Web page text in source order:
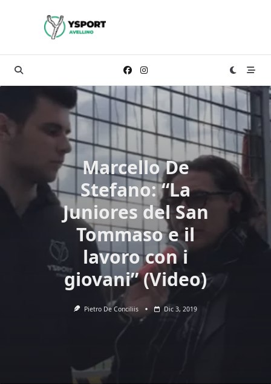
Marcello De
Stefano: “La
Juniores del San
Tommaso e il
lavoro con i
giovani” (Video)
Pietro De Conciliis Dic 3, 2019